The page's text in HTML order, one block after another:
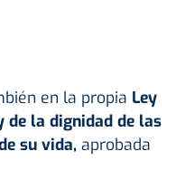
en la propia Ley
de la dignidad de las
su vida, aprobada